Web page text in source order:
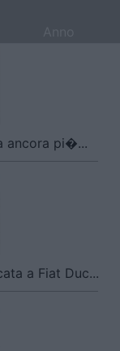
ancora pi�...
a Fiat Duc...